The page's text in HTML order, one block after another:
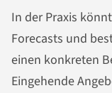
In der Praxis
Forecasts und
einen konkreten
Eingehende